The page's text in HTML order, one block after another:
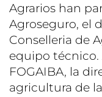
Agrarios han
Agroseguro, el
Conselleria de
equipo
FOGAIBA, la
agricultura de